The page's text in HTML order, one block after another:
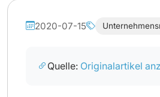
2020-07-15
Quelle: Originalartikel